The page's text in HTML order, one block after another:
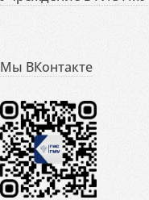
Мы ВКонтакте